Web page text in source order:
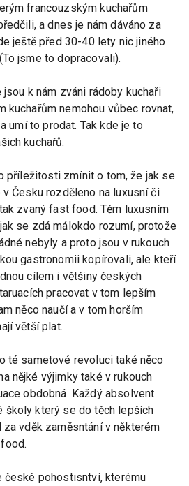
francouzským kuchařům
a dnes je nám dáváno za
ještě před 30-40 lety nic jiného
jsme to dopracovali).
k nám zváni rádoby kuchaři
kuchařům nemohou vůbec rovnat,
umí to prodat. Tak kde je to
kuchařů.
příležitosti zmínit o tom, že jak se
Česku rozděleno na luxusní či
zvaný fast food. Těm luxusním
se zdá málokdo rozumí, protože
nebyly a proto jsou v rukouch
gastronomii kopírovali, ale kteří
cílem i většiny českých
pracovat v tom lepším
něco naučí a v tom horším
větší plat.
té sametové revoluci také něco
nějké výjimky také v rukouch
obdobná. Každý absolvent
školy který se do těch lepších
vděk zaměsntání v některém
české pohostisntví, kterému